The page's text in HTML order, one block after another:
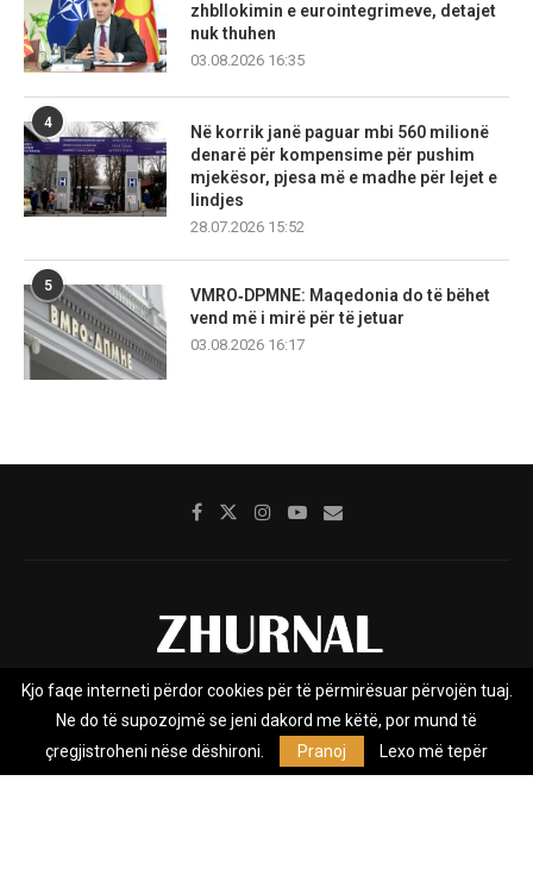
zhbllokimin e eurointegrimeve, detajet
nuk thuhen
03.08.2026 16:35
4
Në korrik janë paguar mbi 560 milionë
denarë për kompensime për pushim
mjekësor, pjesa më e madhe për lejet e
lindjes
28.07.2026 15:52
5
VMRO‑DPMNE: Maqedonia do të bëhet
vend më i mirë për të jetuar
03.08.2026 16:17
Rreth nesh Impresumi Marketing
Privacy Policy
Zhurnal.mk është Agjenci e Lajmeve e pavarur, e themeluar në vitin
Kjo faqe interneti përdor cookies për të përmirësuar përvojën tuaj.
Ne do të supozojmë se jeni dakord me këtë, por mund të
çregjistroheni nëse dëshironi.
Pranoj Lexo më tepër